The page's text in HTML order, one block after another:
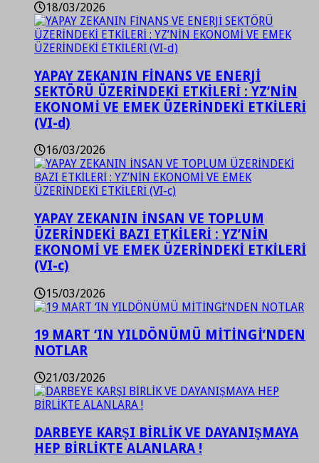
18/03/2026
YAPAY ZEKANIN FİNANS VE ENERJİ
SEKTÖRÜ ÜZERİNDEKİ ETKİLERİ : YZ’NİN
EKONOMİ VE EMEK ÜZERİNDEKİ ETKİLERİ
(VI-d)
16/03/2026
YAPAY ZEKANIN İNSAN VE TOPLUM
ÜZERİNDEKİ BAZI ETKİLERİ : YZ’NİN
EKONOMİ VE EMEK ÜZERİNDEKİ ETKİLERİ
(VI-c)
15/03/2026
19 MART ‘IN YILDÖNÜMÜ MİTİNGİ’NDEN
NOTLAR
21/03/2026
DARBEYE KARŞI BİRLİK VE DAYANIŞMAYA
HEP BİRLİKTE ALANLARA !